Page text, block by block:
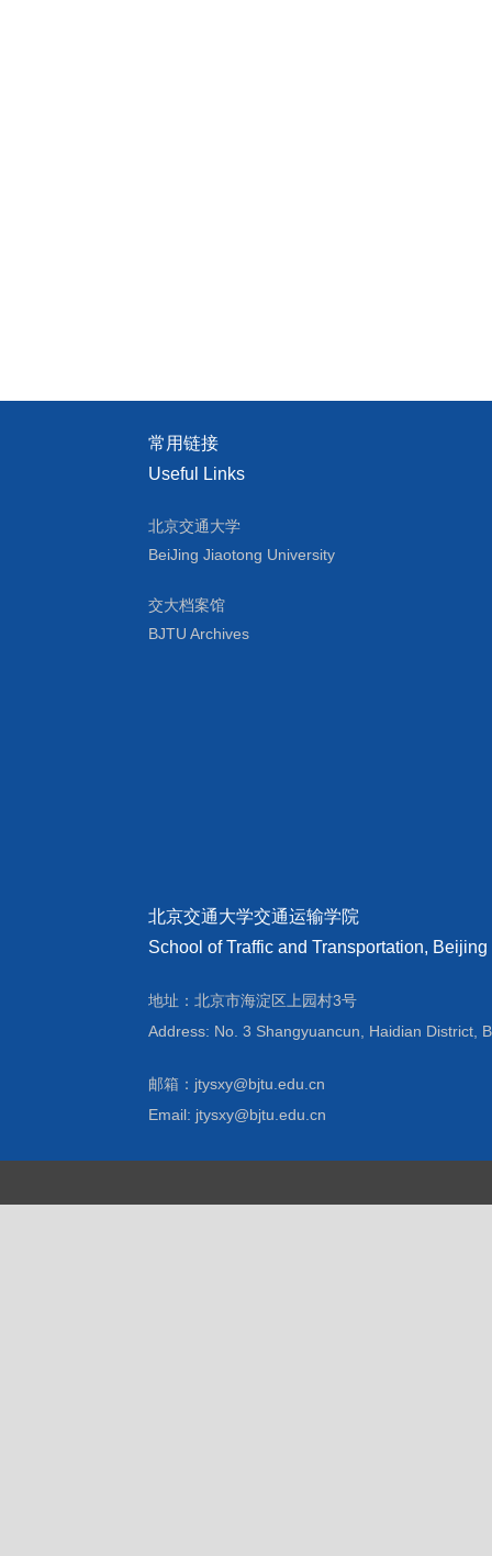
常用链接
Useful Links
北京交通大学
BeiJing Jiaotong University
交大档案馆
BJTU Archives
北京交通大学交通运输学院
School of Traffic and Transportation,
地址：北京市海淀区上园村3号
Address: No. 3 Shangyuancun, Haidian District,
邮箱：jtysxy@bjtu.edu.cn
Email: jtysxy@bjtu.edu.cn